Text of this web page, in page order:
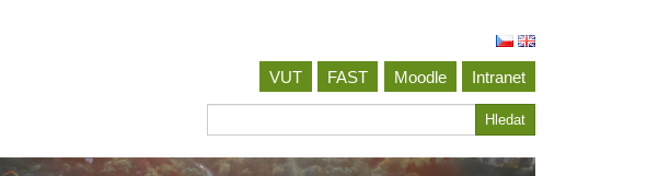
VUT FAST Moodle
Intranet
Hledat